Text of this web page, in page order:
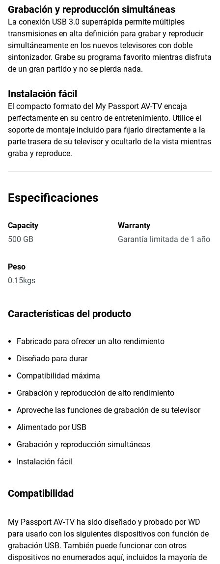
Grabación y reproducción simultáneas
La conexión USB 3.0 superrápida permite múltiples
transmisiones en alta definición para grabar y reproducir
simultáneamente en los nuevos televisores con doble
sintonizador. Grabe su programa favorito mientras disfruta
de un gran partido y no se pierda nada.
Instalación fácil
El compacto formato del My Passport AV-TV encaja
perfectamente en su centro de entretenimiento. Utilice el
soporte de montaje incluido para fijarlo directamente a la
parte trasera de su televisor y ocultarlo de la vista mientras
graba y reproduce.
Especificaciones
Capacity
500 GB
Warranty
Garantía limitada de 1 año
Peso
0.15kgs
Características del producto
Fabricado para ofrecer un alto rendimiento
Diseñado para durar
Compatibilidad máxima
Grabación y reproducción de alto rendimiento
Aproveche las funciones de grabación de su televisor
Alimentado por USB
Grabación y reproducción simultáneas
Instalación fácil
Compatibilidad
My Passport AV-TV ha sido diseñado y probado por WD
para usarlo con los siguientes dispositivos con función de
grabación USB. También puede funcionar con otros
dispositivos no enumerados aquí, incluidos la mayoría de